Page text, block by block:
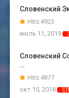
Словенский
Hits:4923
июль 11, 2019
Словенский
…
Hits:4877
окт 10, 2018